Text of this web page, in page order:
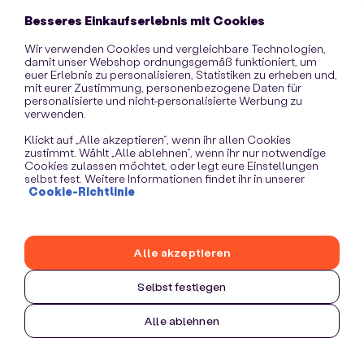
information).
Besseres Einkaufserlebnis mit Cookies
Wir verwenden Cookies und vergleichbare Technologien,
damit unser Webshop ordnungsgemäß funktioniert, um
euer Erlebnis zu personalisieren, Statistiken zu erheben und,
mit eurer Zustimmung, personenbezogene Daten für
personalisierte und nicht-personalisierte Werbung zu
verwenden.
Klickt auf „Alle akzeptieren“, wenn ihr allen Cookies
zustimmt. Wählt „Alle ablehnen“, wenn ihr nur notwendige
Cookies zulassen möchtet, oder legt eure Einstellungen
selbst fest. Weitere Informationen findet ihr in unserer
Cookie-Richtlinie
Selbst festlegen
Alle ablehnen
Alle akzeptieren